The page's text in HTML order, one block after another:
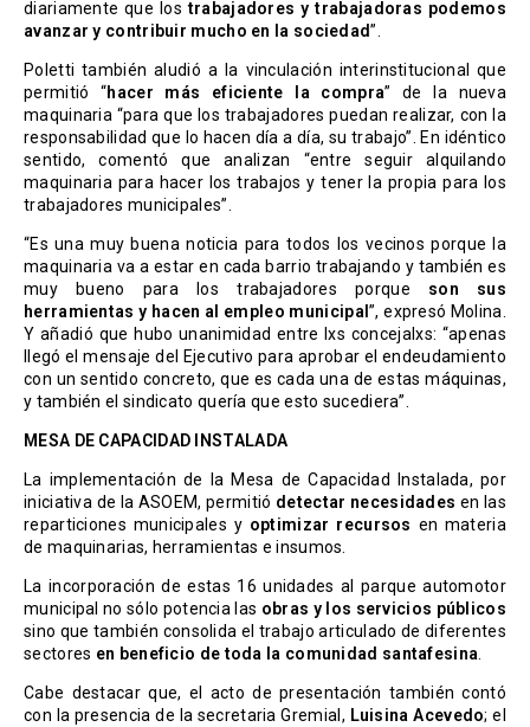
diariamente que lostrabajadores y trabajadoras podemos
avanzar y contribuir mucho en la sociedad”.
Poletti también aludió a la vinculación interinstitucional que
permitió “hacer más eficiente la compra” de la nueva
maquinaria “para que los trabajadores puedan realizar, con la
responsabilidad que lo hacen día a día, su trabajo”. En idéntico
sentido, comentó que analizan “entre seguir alquilando
maquinaria para hacer los trabajos y tener la propia para los
trabajadores municipales”.
“Es una muy buena noticia para todos los vecinos porque la
maquinaria va a estar en cada barrio trabajando y también es
muy bueno para los trabajadores porque son sus
herramientas y hacen al empleo municipal”, expresó Molina.
Y añadió que hubo unanimidad entre lxs concejalxs: “apenas
llegó el mensaje del Ejecutivo para aprobar el endeudamiento
con un sentido concreto, que es cada una de estas máquinas,
y también el sindicato quería que esto sucediera”.
MESA DE CAPACIDAD INSTALADA
La implementación de la Mesa de Capacidad Instalada, por
iniciativa de la ASOEM, permitió detectar necesidades en las
reparticiones municipales y optimizar recursos en materia
de maquinarias, herramientas e insumos.
La incorporación de estas 16 unidades al parque automotor
municipal no sólo potencia las obras y los servicios públicos
sino que también consolida el trabajo articulado de diferentes
sectores en beneficio de toda la comunidad santafesina.
Cabe destacar que, el acto de presentación también contó
con la presencia de la secretaria Gremial, Luisina Acevedo; el